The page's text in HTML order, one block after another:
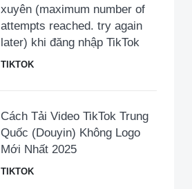
xuyên (maximum number of
attempts reached. try again
later) khi đăng nhập TikTok
TIKTOK
Cách Tải Video TikTok Trung
Quốc (Douyin) Không Logo
Mới Nhất 2025
TIKTOK